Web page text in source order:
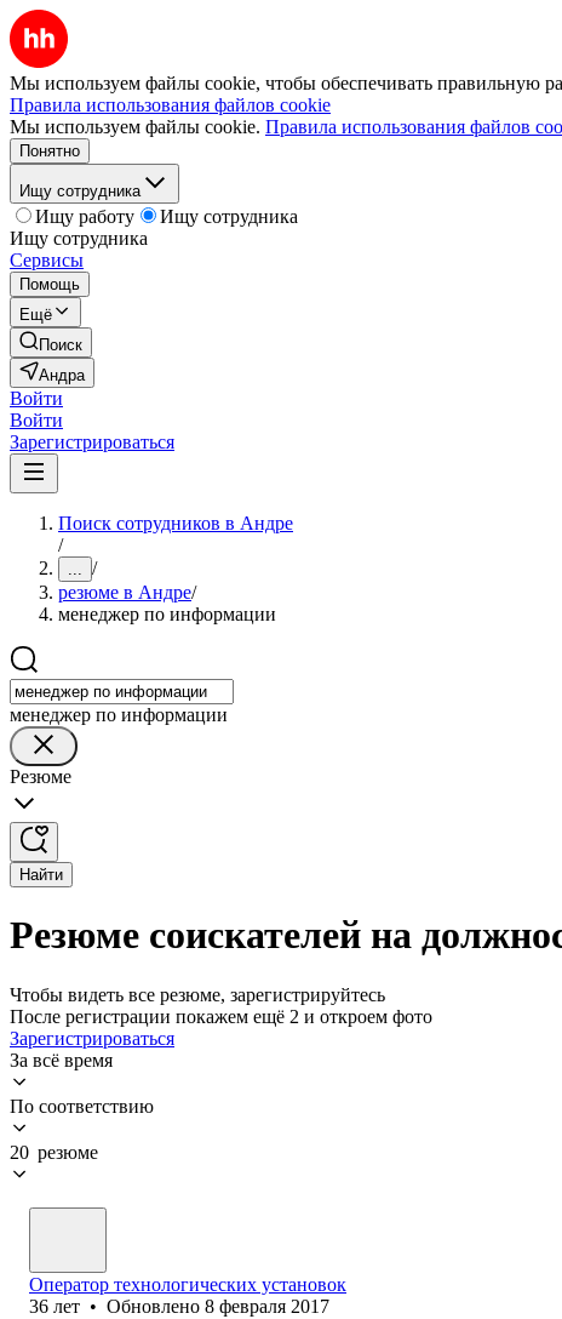
Мы используем файлы cookie, чтобы обеспечивать правильную
Правила использования файлов cookie
Мы используем файлы cookie. Правила использования файлов
Понятно
Ищу сотрудника
Ищу работу
Ищу сотрудника
Ищу сотрудника
Сервисы
Помощь
Ещё
Поиск
Андра
Войти
Войти
Зарегистрироваться
Поиск сотрудников в Андре
/
... /
резюме в Андре/
менеджер по информации
менеджер по информации
Резюме
Найти
Резюме соискателей на
Чтобы видеть все резюме, зарегистрируйтесь
После регистрации покажем ещё 2 и откроем фото
Зарегистрироваться
За всё время
По соответствию
20 резюме
Оператор технологических установок
36 лет • Обновлено 8 февраля 2017